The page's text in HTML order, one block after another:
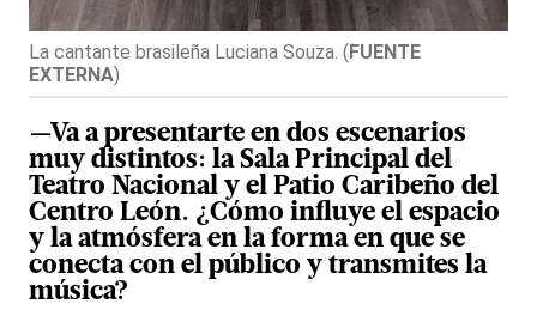
La cantante brasileña Luciana Souza. (FUENTE
EXTERNA)
—Va a presentarte en dos escenarios
muy distintos: la Sala Principal del
Teatro Nacional y el Patio Caribeño del
Centro León. ¿Cómo influye el espacio
y la atmósfera en la forma en que se
conecta con el público y transmites la
música?